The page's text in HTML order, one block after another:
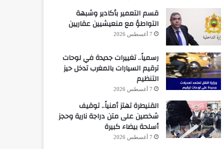
قسم التعمير بأكادير وشبهة
التواطؤ مع منعيشيين عقاريين
7 أغسطس 2026
رسمياً.. تغييرات جديدة في لوحات
ترقيم السيارات بالمغرب تدخل حيز
التنظيم
7 أغسطس 2026
القنيطرة تهتز أمنياً.. توقيف
شخصين على متن دراجة نارية وحجز
أسلحة بيضاء كبيرة
7 أغسطس 2026